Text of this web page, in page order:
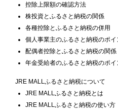
控除上限額の確認方法
株投資とふるさと納税の関係
各種控除とふるさと納税の併用
個人事業主のふるさと納税のポイ
配偶者控除とふるさと納税の関係
年金受給者のふるさと納税のポイ
JRE MALLふるさと納税について
JRE MALLふるさと納税とは
JRE MALLふるさと納税の使い方